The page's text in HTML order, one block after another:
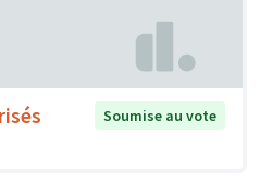
Soumise au vote